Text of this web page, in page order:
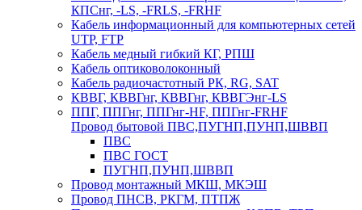
КПСнг, -LS, -FRLS, -FRHF
Кабель информационный для компьютерных сетей
UTP, FTP
Кабель медный гибкий КГ, РПШ
Кабель оптиковолоконный
Кабель радиочастотный РК, RG, SAT
КВВГ, КВВГнг, КВВГнг, КВВГЭнг-LS
ППГ, ППГнг, ППГнг-HF, ППГнг-FRHF
Провод бытовой ПВС,ПУГНП,ПУНП,ШВВП
ПВС
ПВС ГОСТ
ПУГНП,ПУНП,ШВВП
Провод монтажный МКШ, МКЭШ
Провод ПНСВ, РКГМ, ПТПЖ